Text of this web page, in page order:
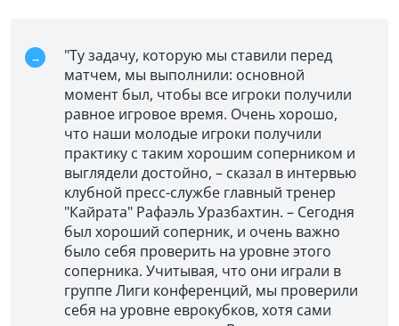
"Ту задачу, которую мы ставили перед
матчем, мы выполнили: основной
момент был, чтобы все игроки получили
равное игровое время. Очень хорошо,
что наши молодые игроки получили
практику с таким хорошим соперником и
выглядели достойно, – сказал в интервью
клубной пресс-службе главный тренер
"Кайрата" Рафаэль Уразбахтин. – Сегодня
был хороший соперник, и очень важно
было себя проверить на уровне этого
соперника. Учитывая, что они играли в
группе Лиги конференций, мы проверили
себя на уровне еврокубков, хотя сами